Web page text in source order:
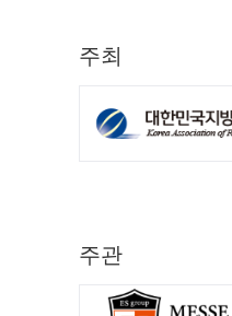
주최
주관